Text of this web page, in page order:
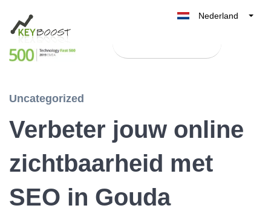
Nederland
België
España
Uncategorized
Verbeter jouw online
zichtbaarheid met
SEO in Gouda